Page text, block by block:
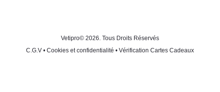
Vetipro© 2026. Tous Droits Réservés
C.G.V • Cookies et confidentialité • Vérification Cartes Cadeaux